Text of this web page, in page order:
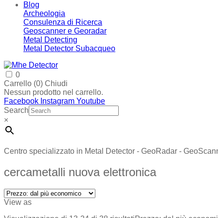
Blog
Archeologia
Consulenza di Ricerca
Geoscanner e Georadar
Metal Detecting
Metal Detector Subacqueo
0
Carrello (0) Chiudi
Nessun prodotto nel carrello.
Facebook Instagram Youtube
Search
×
Centro specializzato in Metal Detector - GeoRadar -
cercametalli nuova elettronica
View as